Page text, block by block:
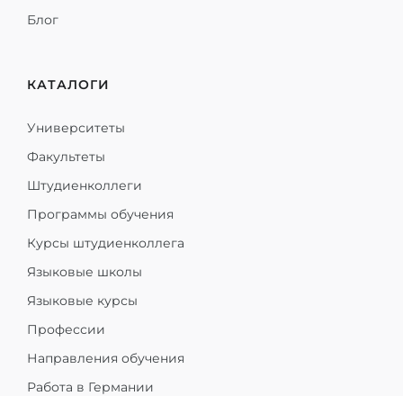
Блог
КАТАЛОГИ
Университеты
Факультеты
Штудиенколлеги
Программы обучения
Курсы штудиенколлега
Языковые школы
Языковые курсы
Профессии
Направления обучения
Работа в Германии